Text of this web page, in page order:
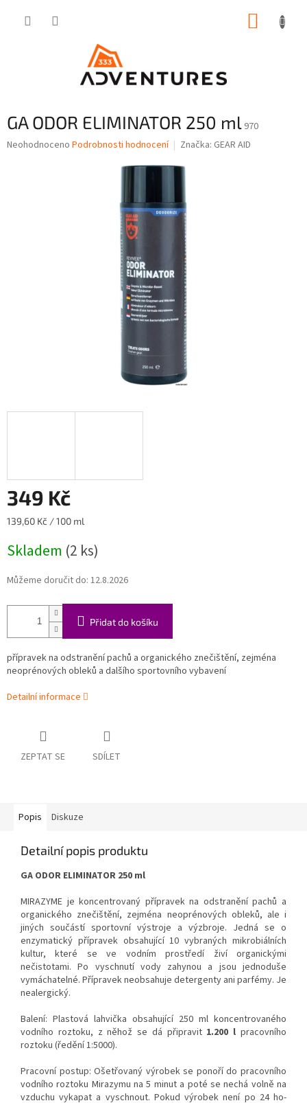
GA ODOR ELIMINATOR 250 ml 970
Průměrné
Neohodnoceno Podrobnosti hodnocení Značka: GEAR AID
349 Kč
Měrná
139,60 Kč / 100 ml
Skladem (2 ks)
Můžeme doručit do: 12.8.2026
Přidat do košíku
přípravek na odstranění pachů a organického znečištění, zejména
neoprénových obleků a dalšího sportovního vybavení
Detailní informace
ZEPTAT SE SDÍLET
Popis Diskuze
Detailní popis produktu
GA ODOR ELIMINATOR 250 ml
MIRAZYME je koncentrovaný přípravek na odstranění pachů a
organického znečištění, zejména neoprénových obleků, ale i
jiných součástí sportovní výstroje a výzbroje. Jedná se o
enzymatický přípravek obsahující 10 vybraných mikrobiálních
kultur, které se ve vodním prostředí živí organickými
nečistotami. Po vyschnutí vody zahynou a jsou jednoduše
vymáchatelné. Přípravek neobsahuje detergenty ani parfémy. Je
nealergický.
Balení: Plastová lahvička obsahující 250 ml koncentrovaného
vodního roztoku, z něhož se dá připravit 1.200 l pracovního
roztoku (ředění 1:5000).
Pracovní postup: Ošetřovaný výrobek se ponoří do pracovního
vod­ního roztoku Mirazymu na 5 minut a poté se ne­chá volně na
vzduchu vy­kapat a vyschnout. Pokud vý­robek není po 24 ho­